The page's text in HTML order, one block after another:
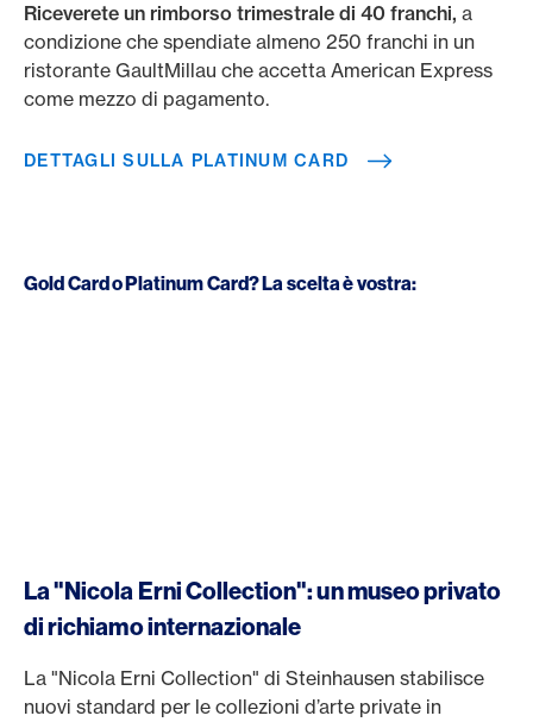
Riceverete un rimborso trimestrale di 40 franchi, a
condizione che spendiate almeno 250 franchi in un
ristorante GaultMillau che accetta American Express
come mezzo di pagamento.
DETTAGLI SULLA PLATINUM CARD
Gold Card o Platinum Card? La scelta è vostra:
La "Nicola Erni Collection": un museo privato
di richiamo internazionale
La "Nicola Erni Collection" di Steinhausen stabilisce
nuovi standard per le collezioni d’arte private in